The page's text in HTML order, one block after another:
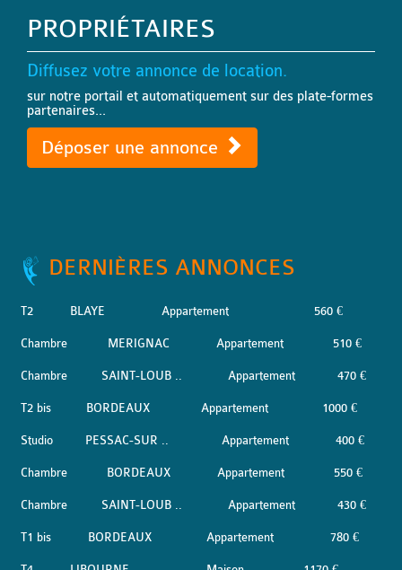
PROPRIÉTAIRES
Diffusez votre annonce de location.
sur notre portail et automatiquement sur des plate-formes
partenaires...
Déposer une annonce
DERNIÈRES ANNONCES
T2 BLAYE Appartement 560 €
Chambre MERIGNAC Appartement 510 €
Chambre SAINT-LOUB .. Appartement 470 €
T2 bis BORDEAUX Appartement 1000 €
Studio PESSAC-SUR .. Appartement 400 €
Chambre BORDEAUX Appartement 550 €
Chambre SAINT-LOUB .. Appartement 430 €
T1 bis BORDEAUX Appartement 780 €